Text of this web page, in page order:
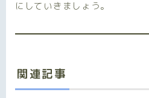
にしていきましょう。
関連記事